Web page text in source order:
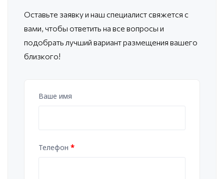
Оставьте заявку и наш специалист свяжется с
вами, чтобы ответить на все вопросы и
подобрать лучший вариант размещения вашего
близкого!